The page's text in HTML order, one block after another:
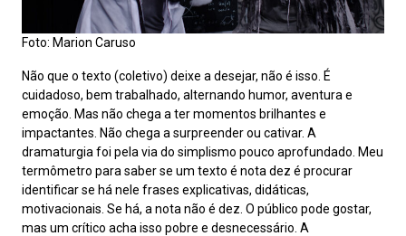
Foto: Marion Caruso
Não que o texto (coletivo) deixe a desejar, não é isso. É
cuidadoso, bem trabalhado, alternando humor, aventura e
emoção. Mas não chega a ter momentos brilhantes e
impactantes. Não chega a surpreender ou cativar. A
dramaturgia foi pela via do simplismo pouco aprofundado. Meu
termômetro para saber se um texto é nota dez é procurar
identificar se há nele frases explicativas, didáticas,
motivacionais. Se há, a nota não é dez. O público pode gostar,
mas um crítico acha isso pobre e desnecessário. A